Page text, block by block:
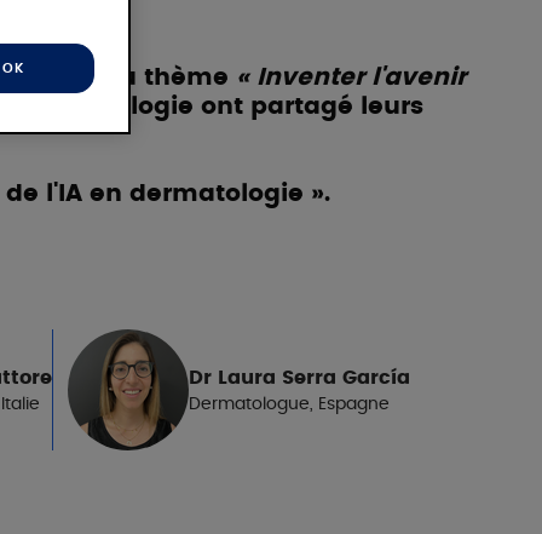
autour du thème « Inventer l'avenir
dermatologie ont partagé leurs
l'IA en dermatologie ».
Dr Laura Serra García
Dermatologue, Espagne
OK